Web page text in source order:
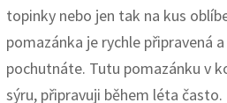
topinky nebo jen tak na kus
pomazánka je rychle připravená
pochutnáte. Tutu pomazánku v
sýru, připravuji během léta často.